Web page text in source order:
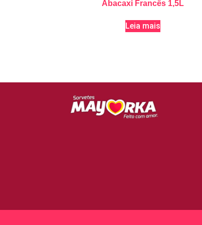
Abacaxi Francês 1,5L
Leia mais